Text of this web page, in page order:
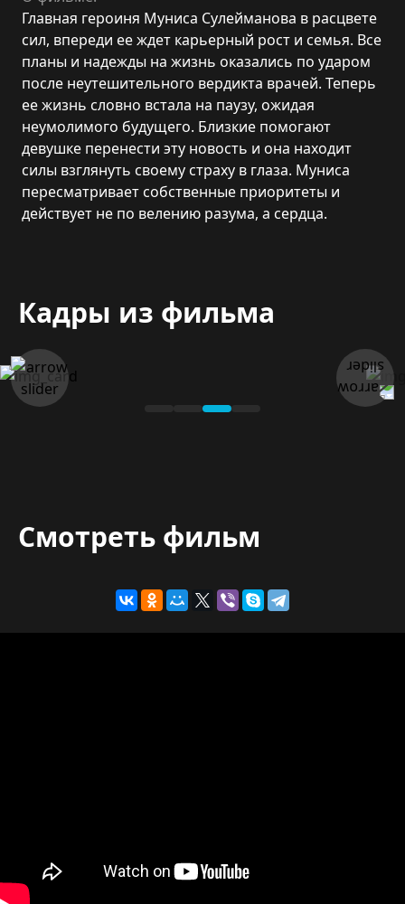
Главная героиня Муниса Сулейманова в расцвете
сил, впереди ее ждет карьерный рост и семья. Все
планы и надежды на жизнь оказались по ударом
после неутешительного вердикта врачей. Теперь
ее жизнь словно встала на паузу, ожидая
неумолимого будущего. Близкие помогают
девушке перенести эту новость и она находит
силы взглянуть своему страху в глаза. Муниса
пересматривает собственные приоритеты и
действует не по велению разума, а сердца.
Кадры из фильма
Смотреть фильм